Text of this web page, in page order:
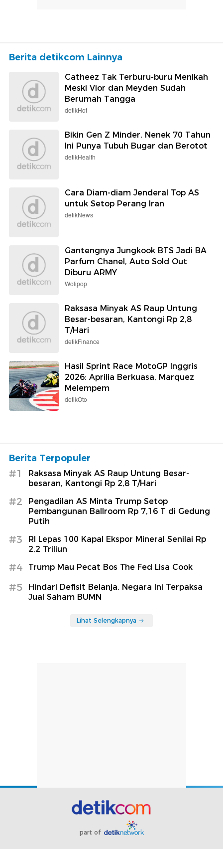
Berita detikcom Lainnya
Catheez Tak Terburu-buru Menikah
Meski Vior dan Meyden Sudah
Berumah Tangga
detikHot
Bikin Gen Z Minder, Nenek 70 Tahun
Ini Punya Tubuh Bugar dan Berotot
detikHealth
Cara Diam-diam Jenderal Top AS
untuk Setop Perang Iran
detikNews
Gantengnya Jungkook BTS Jadi BA
Parfum Chanel, Auto Sold Out
Diburu ARMY
Wolipop
Raksasa Minyak AS Raup Untung
Besar-besaran, Kantongi Rp 2,8
T/Hari
detikFinance
Hasil Sprint Race MotoGP Inggris
2026: Aprilia Berkuasa, Marquez
Melempem
detikOto
Berita Terpopuler
#1
Raksasa Minyak AS Raup Untung Besar-
besaran, Kantongi Rp 2,8 T/Hari
#2
Pengadilan AS Minta Trump Setop
Pembangunan Ballroom Rp 7,16 T di Gedung
Putih
#3
RI Lepas 100 Kapal Ekspor Mineral Senilai Rp
2,2 Triliun
#4 Trump Mau Pecat Bos The Fed Lisa Cook
#5
Hindari Defisit Belanja, Negara Ini Terpaksa
Jual Saham BUMN
Lihat Selengkapnya
part of